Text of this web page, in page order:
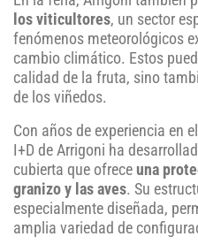
los viticultores, un sector
fenómenos meteorológicos
cambio climático. Estos
calidad de la fruta, sino
de los viñedos.
Con años de experiencia en
I+D de Arrigoni ha
cubierta que ofrece una
granizo y las aves. Su
especialmente diseñada,
amplia variedad de